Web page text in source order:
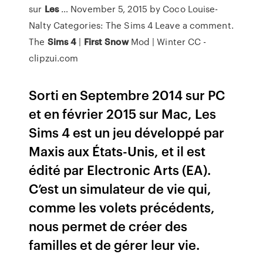
sur Les… November 5, 2015 by Coco Louise-
Nalty Categories: The Sims 4 Leave a comment.
The Sims4 | First SnowMod | Winter CC -
clipzui.com
Sorti en Septembre 2014 sur PC
et en février 2015 sur Mac, Les
Sims 4 est un jeu développé par
Maxis aux États-Unis, et il est
édité par Electronic Arts (EA).
C’est un simulateur de vie qui,
comme les volets précédents,
nous permet de créer des
familles et de gérer leur vie.